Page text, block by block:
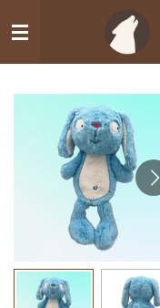
direct
naar
hoofdinhoud